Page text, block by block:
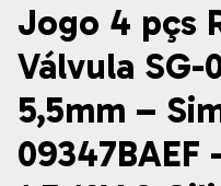
Jogo 4 pçs
Válvula SG-
5,5mm –